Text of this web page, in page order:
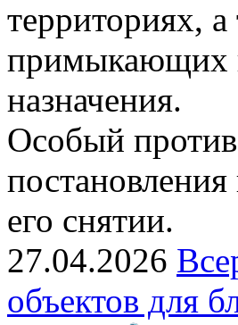
территориях,
примыкающих
назначения.
Особый
его снятии.
27.04.2026
объектов для